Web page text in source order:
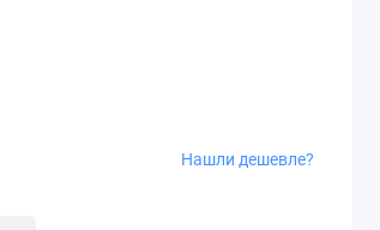
Нашли дешевле?